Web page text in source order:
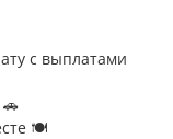
с выплатами
🍽